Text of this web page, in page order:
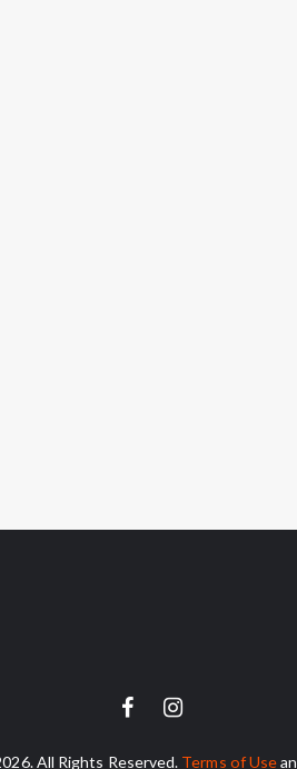
All Rights Reserved. Terms of Use